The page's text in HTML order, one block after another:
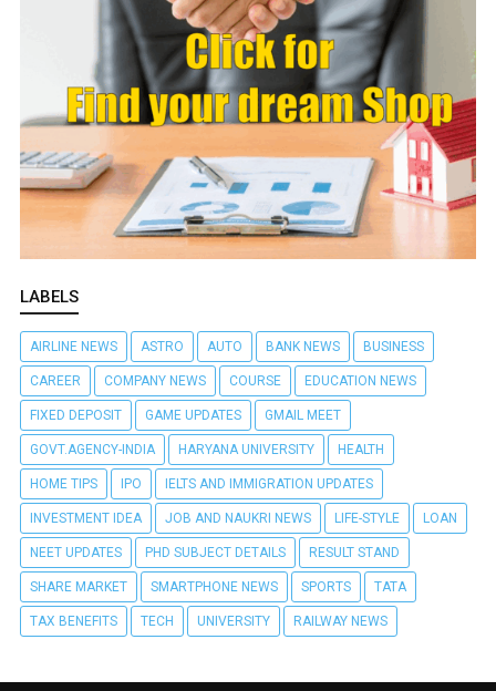
LABELS
AIRLINE NEWS ASTRO AUTO BANK NEWS BUSINESS
CAREER COMPANY NEWS COURSE EDUCATION NEWS
FIXED DEPOSIT GAME UPDATES GMAIL MEET
GOVT.AGENCY-INDIA HARYANA UNIVERSITY HEALTH
HOME TIPS IPO IELTS AND IMMIGRATION UPDATES
INVESTMENT IDEA JOB AND NAUKRI NEWS LIFE-STYLE LOAN
NEET UPDATES PHD SUBJECT DETAILS RESULT STAND
SHARE MARKET SMARTPHONE NEWS SPORTS TATA
TAX BENEFITS TECH UNIVERSITY RAILWAY NEWS